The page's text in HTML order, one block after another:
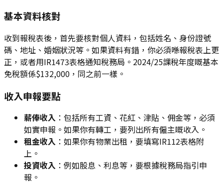
基本資料核對
收到報稅表後，首先要核對個人資料，包括姓名、身份證號
碼、地址、婚姻狀況等。如果資料有錯，你必須喺報稅表上更
正，或者用IR1473表格通知稅務局。2024/25課稅年度嘅基本
免稅額係$132,000，同之前一樣。
收入申報要點
薪俸收入 ：包括所有工資、花紅、津貼、佣金等，必須
如實申報。如果你有轉工，要列出所有僱主嘅收入。
租金收入 ：如果你有物業出租，要填寫IR112表格附
上。
投資收入 ：例如股息、利息等，要根據稅務局指引申
報。